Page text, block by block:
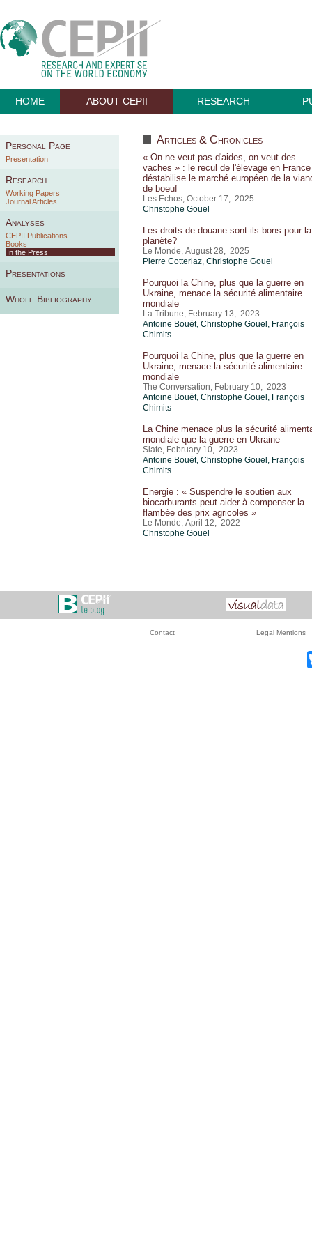
HOME ABOUT CEPII RESEARCH
Personal Page
Presentation
Research
Working Papers
Journal Articles
Analyses
CEPII Publications
Books
In the Press
Presentations
Whole Bibliography
Articles & Chronicles
« On ne veut pas d'aides, on veut des
vaches » : le recul de l'élevage en France
déstabilise le marché européen de la
de boeuf
Les Echos, October 17, 2025
Christophe Gouel
Les droits de douane sont-ils bons pour la
planète?
Le Monde, August 28, 2025
Pierre Cotterlaz, Christophe Gouel
Pourquoi la Chine, plus que la guerre en
Ukraine, menace la sécurité alimentaire
mondiale
La Tribune, February 13, 2023
Antoine Bouët, Christophe Gouel , François
Chimits
Pourquoi la Chine, plus que la guerre en
Ukraine, menace la sécurité alimentaire
mondiale
The Conversation, February 10, 2023
Antoine Bouët, Christophe Gouel , François
Chimits
La Chine menace plus la sécurité
mondiale que la guerre en Ukraine
Slate, February 10, 2023
Antoine Bouët, Christophe Gouel , François
Chimits
Energie : « Suspendre le soutien aux
biocarburants peut aider à compenser la
flambée des prix agricoles »
Le Monde, April 12, 2022
Christophe Gouel
Contact Legal Mentions